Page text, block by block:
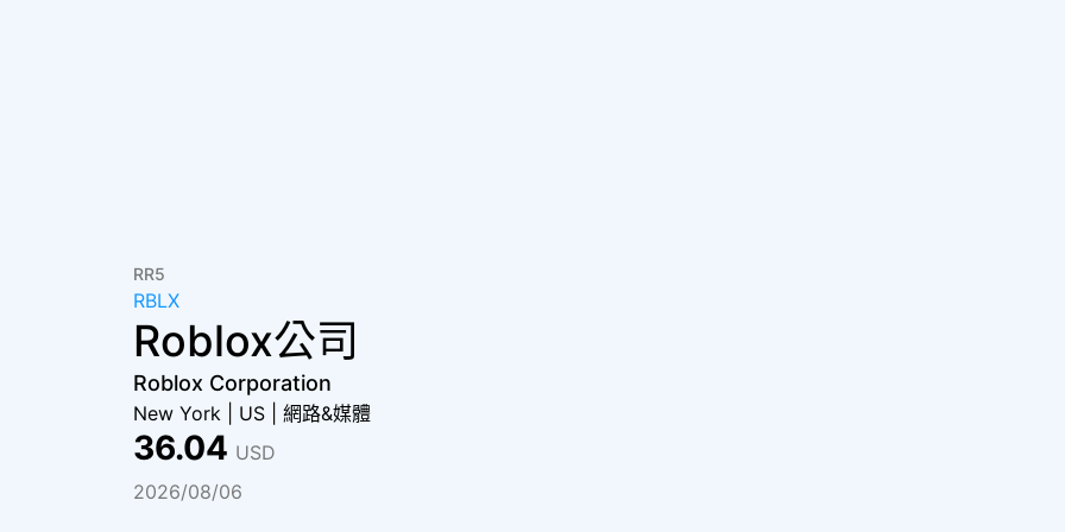
RR5
RBLX
Roblox公司
Roblox Corporation
New York US 網路&媒體
36.04 USD
2026/08/06